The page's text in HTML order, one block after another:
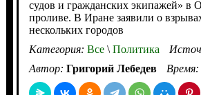
судов и гражданских экипажей» в
проливе. В Иране заявили о
нескольких городов
Категория: Все\Политика
Автор: Григорий Лебедев Время: